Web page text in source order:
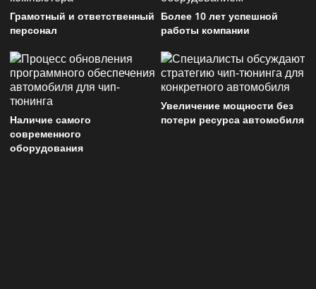
Грамотный и ответственный
персонал
Более 10 лет успешной
работы компании
Наличие самого
современного
оборудования
Увеличение мощности без
потери ресурса автомобиля